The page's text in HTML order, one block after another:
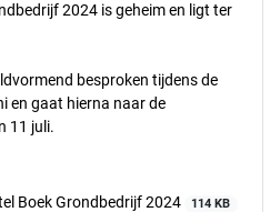
2024 is geheim en ligt ter
besproken tijdens de
en gaat hierna naar de
11 juli.
Boek Grondbedrijf 2024
114 KB